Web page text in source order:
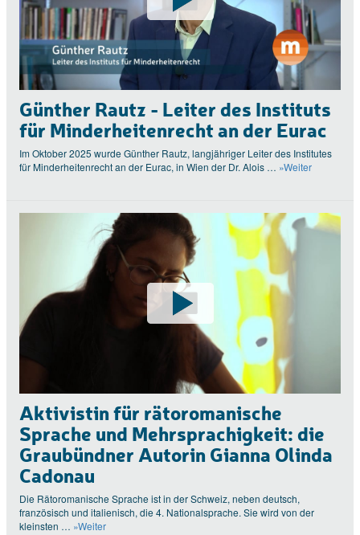
Günther Rautz - Leiter des Instituts
für Minderheitenrecht an der Eurac
Im Oktober 2025 wurde Günther Rautz, langjähriger Leiter des Institutes
für Minderheitenrecht an der Eurac, in Wien der Dr. Alois … »Weiter
Aktivistin für rätoromanische
Sprache und Mehrsprachigkeit: die
Graubündner Autorin Gianna Olinda
Cadonau
Die Rätoromanische Sprache ist in der Schweiz, neben deutsch,
französisch und italienisch, die 4. Nationalsprache. Sie wird von der
kleinsten … »Weiter